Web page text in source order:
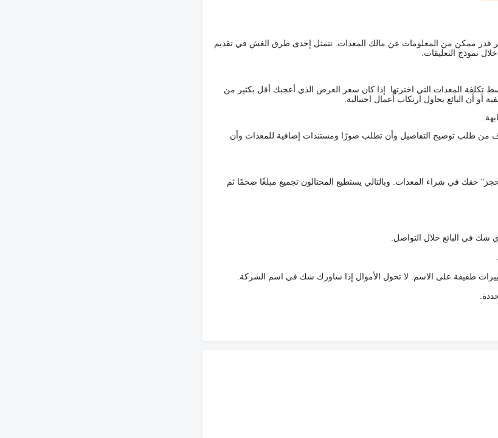
قدر ممكن من المعلومات عن مالك المعدات. تتمثل إحدى طرق الغش في تقديم
نموذج التعليقات.
تكلفة المعدات التي اخترتها. إذا كان سعر العرض الذي أعجبك أقل بكثير من
أن البائع يحاول ارتكاب أعمال احتيالية.
من طلب توضيح التفاصيل وأن تطلب صورًا ومستندات إضافية للمعدات وأن
حقك في شراء المعدات. وبالتالي يستطيع المحتالون تجميع مبلغًا ضخمًا ثم
شك في البائع خلال التواصل.
طفيفة على الاسم. لا تحول الأموال إذا ساورك شك في اسم الشركة.